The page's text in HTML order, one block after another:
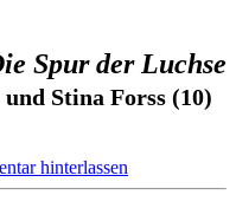
Spur der Luchse
Stina Forss (10)
hinterlassen